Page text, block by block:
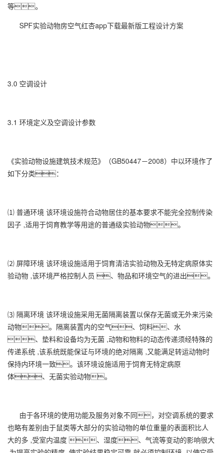
等。
SPF实验动物房空气红杏app下载最新版工程设计方案
3.0 空调设计
3.1 环境定义及空调设计参数
《实验动物设施建筑技术规范》（GB50447－2008）中以环境作了
如下分类：
⑴ 普通环境 该环境设施符合动物居住的基本要求不能完全控制传染
因子 ,适用于饲育教学等用途的普通级实验动物。
⑵ 屏障环境 该环境设施适用于饲育清洁实验动物及无特定病原体实
验动物 ,该环境严格控制人员 、物品和环境空气的进出。
⑶ 隔离环境 该环境设施采用无菌隔离装置以保存无菌或无外来污染
动物。隔离装置内的空气、饲料、水
、垫料和设备均为无菌 ,动物和物料的动态传递须经特殊的
传递系统 ,该系统既能保证与环境的绝对隔离 ,又能满足转运动物时
保持内环境一致。该环境设施适用于饲育无特定病原
体、无菌实验动物。
由于各环境的使用功能及服务对象不同，对空调系统的要求
也略有差别由于鼠类等大部分的实验动物的单位重量的表面积比人
大的多 ,受室内温度 、湿度、气流等变动的影响很大